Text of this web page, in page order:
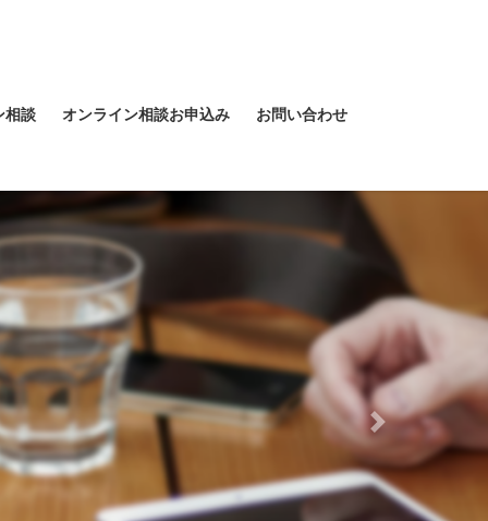
相談 オンライン相談お申込み お問い合わせ
Next